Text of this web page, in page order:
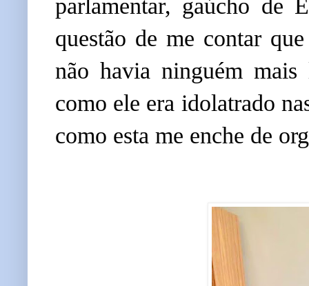
parlamentar, gaúcho de
questão de me contar
não havia ninguém
como ele era idolatrado
como esta me enche de